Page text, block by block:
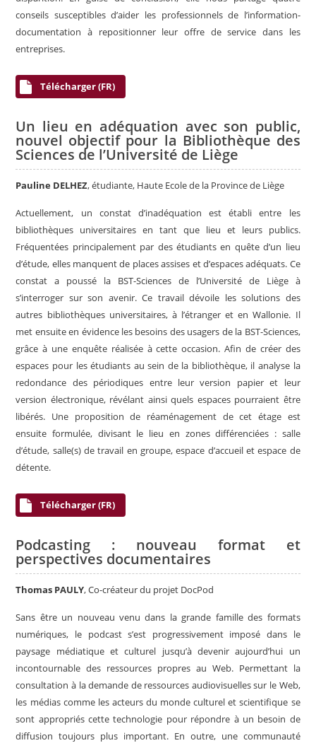
conseils susceptibles d’aider les professionnels de l’information-
documentation à repositionner leur offre de service dans les
entreprises.
Télécharger (FR)
Un lieu en adéquation avec son public,
nouvel objectif pour la Bibliothèque des
Sciences de l’Université de Liège
Pauline DELHEZ, étudiante, Haute Ecole de la Province de Liège
Actuellement, un constat d’inadéquation est établi entre les
bibliothèques universitaires en tant que lieu et leurs publics.
Fréquentées principalement par des étudiants en quête d’un lieu
d’étude, elles manquent de places assises et d’espaces adéquats. Ce
constat a poussé la BST-Sciences de l’Université de Liège à
s’interroger sur son avenir. Ce travail dévoile les solutions des
autres bibliothèques universitaires, à l’étranger et en Wallonie. Il
met ensuite en évidence les besoins des usagers de la BST-Sciences,
grâce à une enquête réalisée à cette occasion. Afin de créer des
espaces pour les étudiants au sein de la bibliothèque, il analyse la
redondance des périodiques entre leur version papier et leur
version électronique, révélant ainsi quels espaces pourraient être
libérés. Une proposition de réaménagement de cet étage est
ensuite formulée, divisant le lieu en zones différenciées : salle
d’étude, salle(s) de travail en groupe, espace d’accueil et espace de
détente.
Télécharger (FR)
Podcasting : nouveau format et
perspectives documentaires
Thomas PAULY, Co-créateur du projet DocPod
Sans être un nouveau venu dans la grande famille des formats
numériques, le podcast s’est progressivement imposé dans le
paysage médiatique et culturel jusqu’à devenir aujourd’hui un
incontournable des ressources propres au Web. Permettant la
consultation à la demande de ressources audiovisuelles sur le Web,
les médias comme les acteurs du monde culturel et scientifique se
sont appropriés cette technologie pour répondre à un besoin de
diffusion toujours plus important. En outre, une communauté